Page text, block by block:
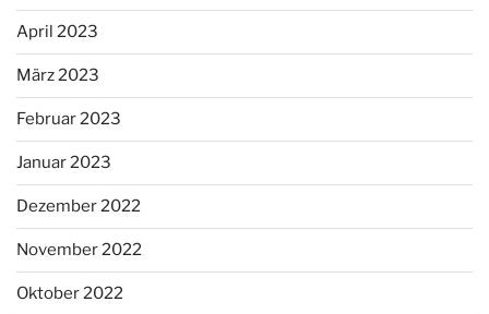
April 2023
März 2023
Februar 2023
Januar 2023
Dezember 2022
November 2022
Oktober 2022